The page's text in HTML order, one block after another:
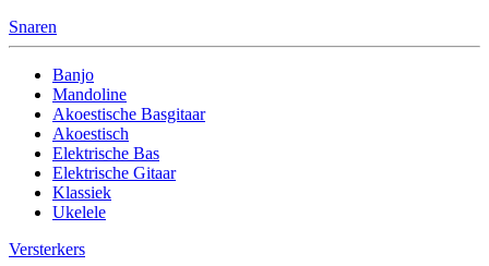
Snaren
Banjo
Mandoline
Akoestische Basgitaar
Akoestisch
Elektrische Bas
Elektrische Gitaar
Klassiek
Ukelele
Versterkers